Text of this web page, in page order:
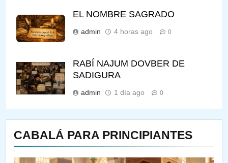
CABALÁ PARA PRINCIPIANTES
EL NOMBRE SAGRADO
admin 4 horas ago 0
RABÍ NAJUM DOVBER DE
SADIGURA
admin 1 día ago 0